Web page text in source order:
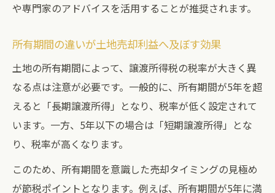
や専門家のアドバイスを活用することが推奨されます。
所有期間の違いが土地売却利益へ及ぼす効果
土地の所有期間によって、譲渡所得税の税率が大きく異
なる点は注意が必要です。一般的に、所有期間が5年を超
えると「長期譲渡所得」となり、税率が低く設定されて
います。一方、5年以下の場合は「短期譲渡所得」とな
り、税率が高くなります。
このため、所有期間を意識した売却タイミングの見極め
が節税ポイントとなります。例えば、所有期間が5年に満